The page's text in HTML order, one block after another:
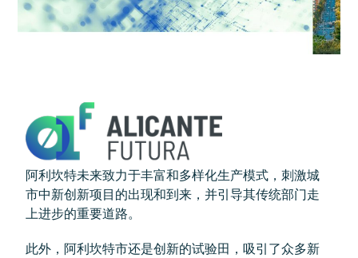
阿利坎特未来致力于丰富和多样化生产模式，刺激城
市中新创新项目的出现和到来，并引导其传统部门走
上进步的重要道路。
此外，阿利坎特市还是创新的试验田，吸引了众多新